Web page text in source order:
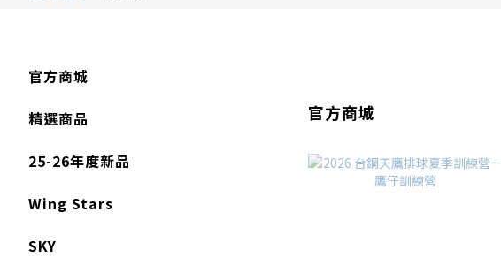
官方商城
精選商品
25-26年度新品
Wing Stars
SKY
官方商城